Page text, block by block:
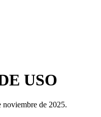
USO
noviembre de 2025.